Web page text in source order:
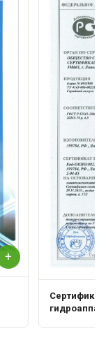
+
Сертификат